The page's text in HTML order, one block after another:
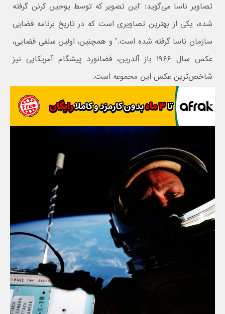
تصاویر ناسا می‌گوید: “این تصویر که توسط یوجین کرنن گرفته
شده، یکی از بهترین تصاویری است که در تاریخ برنامه فضایی
سازمان ناسا گرفته شده است.” و همچنین، اولین سلفی فضایی،
عکس سال ۱۹۶۶ باز آلدرین، فضانورد پیشگام آمریکایی نیز
شاخص‌ترین عکس این مجموعه است.